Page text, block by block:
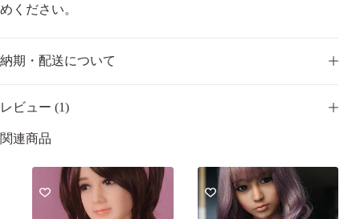
めください。
納期・配送について
レビュー (1)
関連商品